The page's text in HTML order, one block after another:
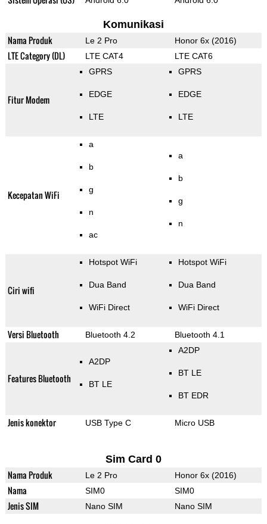
Komunikasi
Nama Produk Le 2 Pro Honor 6x (2016)
LTE Category (DL) LTE CAT4 LTE CAT6
Fitur Modem
GPRS
EDGE
LTE
GPRS
EDGE
LTE
Kecepatan WiFi
a
b
g
n
ac
a
b
g
n
Ciri wifi
Hotspot WiFi
Dua Band
WiFi Direct
Hotspot WiFi
Dua Band
WiFi Direct
Versi Bluetooth Bluetooth 4.2 Bluetooth 4.1
Features Bluetooth
A2DP
BT LE
A2DP
BT LE
BT EDR
Jenis konektor USB Type C Micro USB
Sim Card 0
Nama Produk Le 2 Pro Honor 6x (2016)
Nama SIM0 SIM0
Jenis SIM Nano SIM Nano SIM